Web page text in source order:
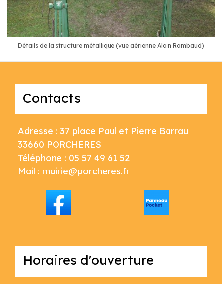
Détails de la structure métallique (vue aérienne Alain Rambaud)
Contacts
Adresse : 37 place Paul et Pierre Barrau
33660 PORCHERES
Téléphone : 05 57 49 61 52
Mail : mairie@porcheres.fr
Horaires d'ouverture